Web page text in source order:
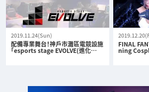
2019.11.24(Sun)
配備專業舞台！神戶市灘區電競設施
「esports stage EVOLVE(進化…
FINAL
ning